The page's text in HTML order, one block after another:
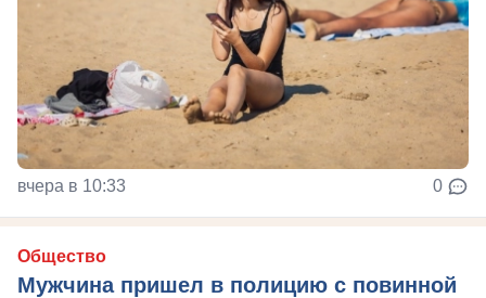
вчера в 10:33 0
Общество
Мужчина пришел в полицию с повинной